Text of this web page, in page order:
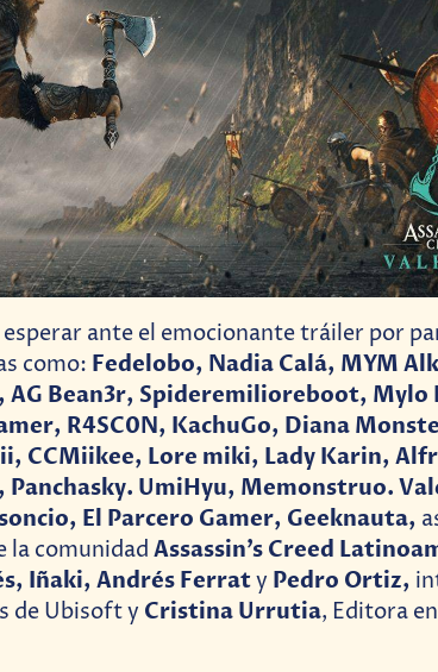
esperar ante el emocionante tráiler por
como: Fedelobo, Nadia Calá, MYM
AG Bean3r, Spideremilioreboot, Mylo
R4SC0N, KachuGo, Diana
CCMiikee, Lore miki, Lady Karin,
Panchasky. UmiHyu, Memonstruo.
El Parcero Gamer, Geeknauta,
la comunidad Assassin’s Creed
Iñaki, Andrés Ferraty Pedro Ortiz,
de Ubisoft y Cristina Urrutia, Editora